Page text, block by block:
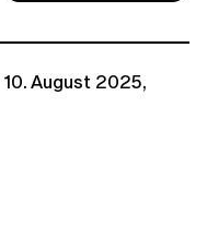
August 2025,